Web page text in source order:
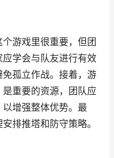
游戏里很重要，但团
学会与队友进行有效
孤立作战。接着，游
重要的资源，团队应
增强整体优势。最
排推塔和防守策略。